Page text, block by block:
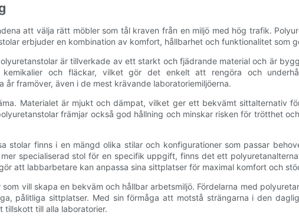
att välja rätt möbler som tål kraven från en miljö med hög trafik.
erbjuder en kombination av komfort, hållbarhet och funktionalitet som
är tillverkade av ett starkt och fjädrande material och är
och fläckar, vilket gör det enkelt att rengöra och
framöver, även i de mest krävande laboratoriemiljöerna.
Materialet är mjukt och dämpat, vilket ger ett bekvämt sittalternativ
främjar också god hållning och minskar risken för trötthet
stolar finns i en mängd olika stilar och konfigurationer som passar
specialiserad stol för en specifik uppgift, finns det ett
att labbarbetare kan anpassa sina sittplatser för maximal komfort och
vill skapa en bekväm och hållbar arbetsmiljö. Fördelarna med
pålitliga sittplatser. Med sin förmåga att motstå strängarna i den
till alla laboratorier.